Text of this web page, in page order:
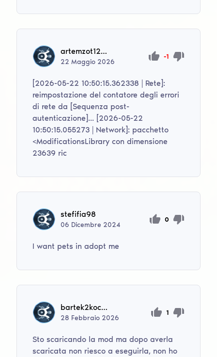
artemzot12112012
22Maggio 2026
-1
[2026-05-22 10:50:15.362338 | Rete]:
reimpostazione del contatore degli errori
di rete da [Sequenza post-
autenticazione]... [2026-05-22
10:50:15.055273 | Network]: pacchetto
<ModificationsLibrary con dimensione
23639 ric
stefifia98
06 Dicembre 2024
0
I want pets in adopt me
bartek2koczur
28 Febbraio 2026
1
Sto scaricando la mod ma dopo averla
scaricata non riesco a eseguirla, non ho